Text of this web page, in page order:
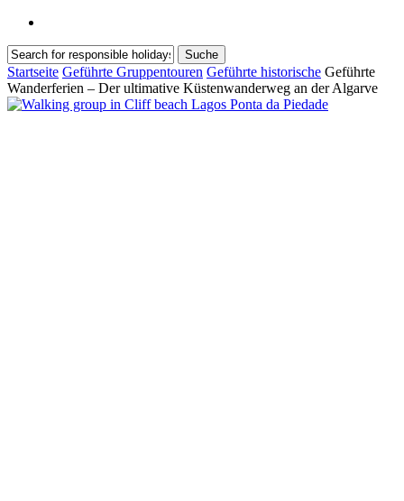
Suche
Suche
schließen
Startseite Geführte Gruppentouren Geführte historische Geführte
Wanderferien – Der ultimative Küstenwanderweg an der Algarve